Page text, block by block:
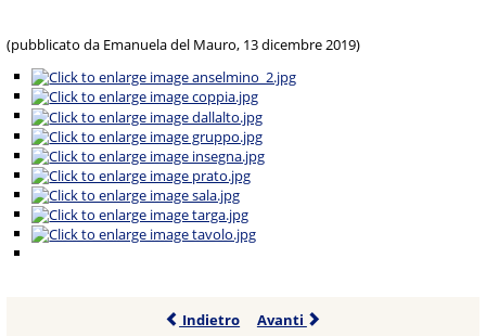
(pubblicato da Emanuela del Mauro, 13 dicembre 2019)
Indietro Avanti